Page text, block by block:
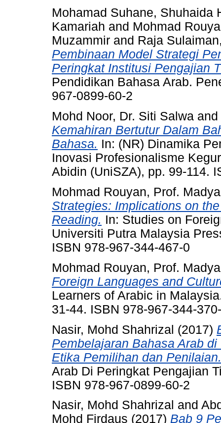
Mohamad Suhane, Shuhaida
Kamariah and Mohmad
Muzammir and Raja
Pembinaan Model Strategi
Peringkat Institusi Pengajian
Pendidikan Bahasa Arab.
967-0899-60-2
Mohd Noor, Dr. Siti Salwa and
Kemahiran Bertutur Dalam
Bahasa. In: (NR) Dinamika
Inovasi Profesionalisme
Abidin (UniSZA), pp. 99-114.
Mohmad Rouyan, Prof.
Strategies: Implications on
Reading. In: Studies on
Universiti Putra Malaysia
ISBN 978-967-344-467-0
Mohmad Rouyan, Prof.
Foreign Languages and
Learners of Arabic in
31-44. ISBN 978-967-344-
Nasir, Mohd Shahrizal (2017)
Pembelajaran Bahasa Arab
Etika Pemilihan dan Penilaian.
Arab Di Peringkat Pengajian
ISBN 978-967-0899-60-2
Nasir, Mohd Shahrizal and
Mohd Firdaus (2017) Bab 9